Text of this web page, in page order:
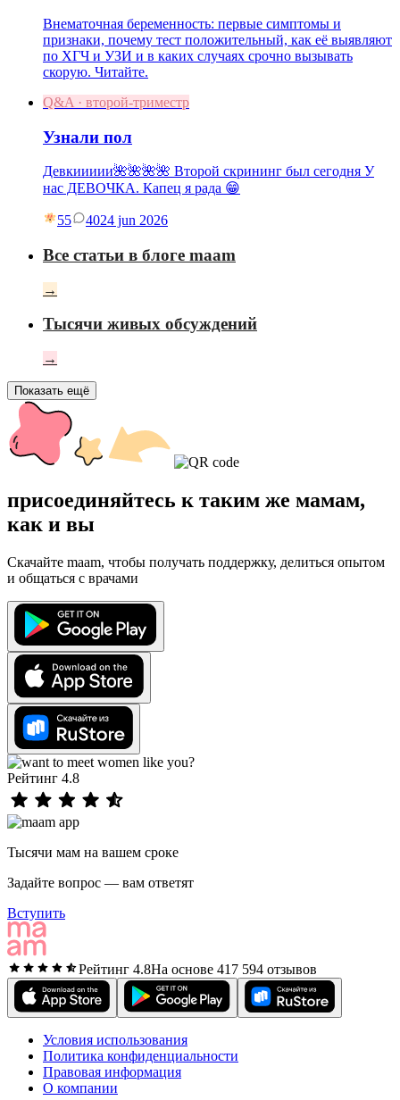
Внематочная беременность: первые симптомы и
признаки, почему тест положительный, как её выявляют
по ХГЧ и УЗИ и в каких случаях срочно вызывать
скорую. Читайте.
Q&A · второй-триместр
Узнали пол
Девкиииии🌺🌺🌺🌺 Второй скрининг был сегодня У
нас ДЕВОЧКА. Капец я рада 😁
55 4024 jun 2026
Все статьи в блоге maam
→
Тысячи живых обсуждений
→
Показать ещё
присоединяйтесь к таким же мамам,
как и вы
Скачайте maam, чтобы получать поддержку, делиться опытом
и общаться с врачами
Рейтинг 4.8
Тысячи мам на вашем сроке
Задайте вопрос — вам ответят
Вступить
Рейтинг 4.8На основе 417 594 отзывов
Условия использования
Политика конфиденциальности
Правовая информация
О компании